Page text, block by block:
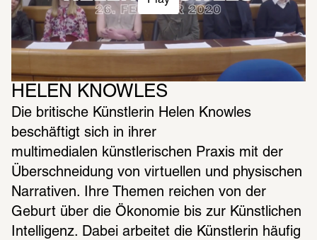
HELEN KNOWLES
Die britische Künstlerin Helen Knowles
beschäftigt sich in ihrer
multimedialen künstlerischen Praxis mit der
Überschneidung von virtuellen und physischen
Narrativen. Ihre Themen reichen von der
Geburt über die Ökonomie bis zur Künstlichen
Intelligenz. Dabei arbeitet die Künstlerin häufig